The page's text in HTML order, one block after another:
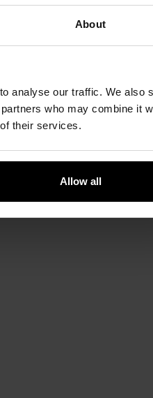
About
analyse our traffic. We also
who may combine it
their services.
Allow all